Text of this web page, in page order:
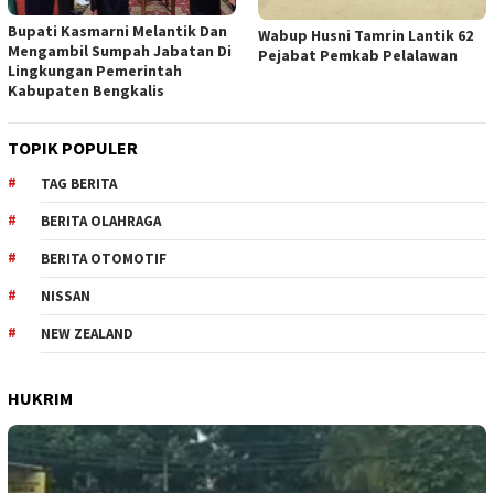
Bupati Kasmarni Melantik Dan
Mengambil Sumpah Jabatan Di
Lingkungan Pemerintah
Kabupaten Bengkalis
Wabup Husni Tamrin Lantik 62
Pejabat Pemkab Pelalawan
TOPIK POPULER
TAG BERITA
BERITA OLAHRAGA
BERITA OTOMOTIF
NISSAN
NEW ZEALAND
HUKRIM